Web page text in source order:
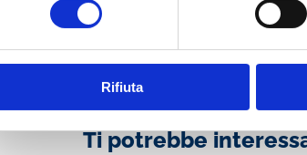
Rifiuta
Ti potrebbe